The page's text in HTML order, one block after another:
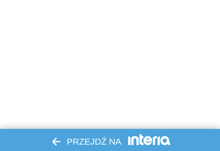
PRZEJDŹ NA